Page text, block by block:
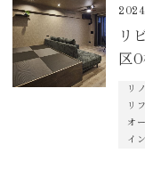
リ
区
リ
リ
オ
イ